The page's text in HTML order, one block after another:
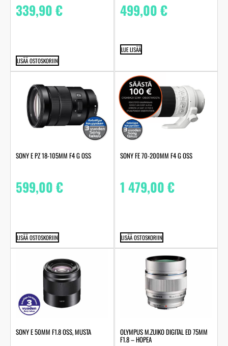
339,90€
LISÄÄ OSTOSKORIIN
499,00€
LUE LISÄÄ
SONY E PZ 18-105MM F4 G OSS
599,00€
LISÄÄ OSTOSKORIIN
SONY FE 70-200MM F4 G OSS
1 479,00€
LISÄÄ OSTOSKORIIN
SONY E 50MM F1.8 OSS, MUSTA OLYMPUS M.ZUIKO DIGITAL ED 75MM
F1.8 – HOPEA